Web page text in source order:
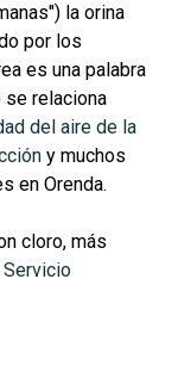
la orina
por los
es una palabra
se relaciona
del aire de la
y muchos
en Orenda.
cloro, más
Servicio